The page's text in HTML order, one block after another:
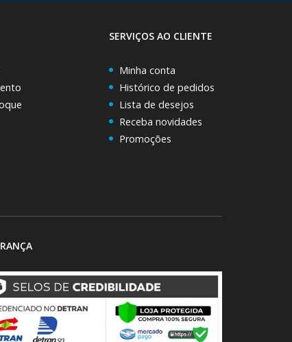
SERVIÇOS AO CLIENTE
Minha conta
Histórico de pedidos
Lista de desejos
Receba novidades
Promoções